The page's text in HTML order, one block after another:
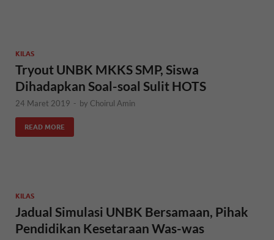
KILAS
Tryout UNBK MKKS SMP, Siswa
Dihadapkan Soal-soal Sulit HOTS
24 Maret 2019 - by Choirul Amin
READ MORE
KILAS
Jadual Simulasi UNBK Bersamaan, Pihak
Pendidikan Kesetaraan Was-was